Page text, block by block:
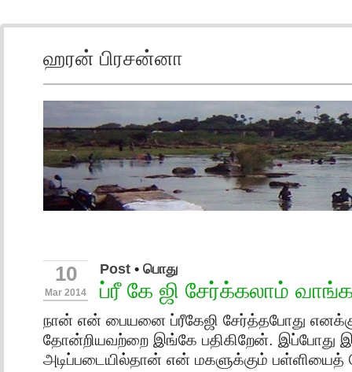
ஹரன் பிரசன்னா
10
Mar 2014
Post • பொது
ப்ரீ கே ஜி சேர்க்கலாம்
நான் என் பையனை ப்ரீகேஜி சேர்த்தபோது
தோன்றியவற்றை இங்கே பதிகிறேன். இப்போது
அடிப்படையில்தான் என் மகளுக்கும் பள்ளியைத்